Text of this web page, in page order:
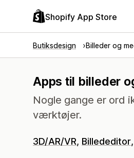
Shopify App Store
Butiksdesign Billeder og
Apps til billeder
Nogle gange er ord
værktøjer.
3D/AR/VR Billededitor